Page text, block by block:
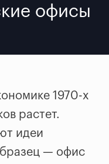
офисы
1970-х
растет.
идеи
— офис